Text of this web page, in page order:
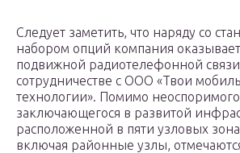
Следует заметить, что наряду со
набором опций компания оказывает
подвижной радиотелефонной
сотрудничестве с ООО «Твои
технологии». Помимо
заключающегося в развитой
расположенной в пяти узловых
включая районные узлы,